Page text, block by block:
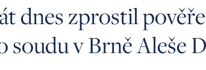
dnes zprostil
soudu v Brně Aleše